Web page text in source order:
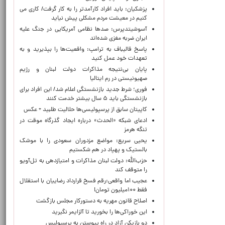
پزشکیان: باید افراد کارآمدتر را به کار گرفت/ کاری می
کنیم در معیشت مردم مشکلی پیش نیاید
آسوشیتدپرس: صدها نظامی آمریکایی در جنگ علیه
ایران ضربه مغزی شده‌اند
پاسخ قالیباف به ترامپ: واقعیت‌ها را بپذیرید و به
تعهدات خود عمل کنید
پایان بی‌نتیجه مذاکرات دولت لبنان و رژیم
صهیونیستی در رم ایتالیا
فوری؛ شرط جدید بازنشستگی اعلام شد/ این افراد برای
بازنشستگی باید ۵ سال بیشتر خدمت کنند
کاپیتان سابق از پرسپولیسی‌ها حلالیت طلبید + عکس
ادعای شبکه «الحدث» درباره ایجاد گذرگاه موقت در
تنگه هرمز
یحیی سریع: مواضع مزدوران سعودی را با موشک
بالستیک و پهپاد در هم شکستیم
حزب‌الله: دولت لبنان مذاکرات و امتیازدهی به تل‌آویو
را متوقف کند
عجیب اما واقعی:رقم فسخ قرارداد رضاییان با استقلال
فقط ۱۰۰میلیون تومان!
اصلاح قانون مهریه به دستورکار مجلس بازگشت
این خوراکی‌ها را بخورید تا آلزایمر نگیرید